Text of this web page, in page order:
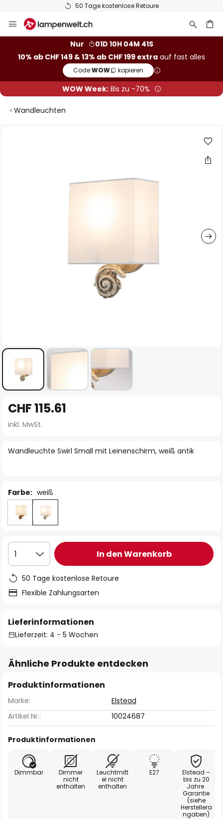
50 Tage kostenlose Retoure
Inhalt
Nur
01D 10H 04M 41S
10% ab CHF 149 & 13% ab CHF 199 extra auf fast alles
Code:WOW kopieren
WOW Week:Bis zu -70%
Wandleuchten
Anfang
der
springen
Wandleuchte Swirl Small mit Leinenschirm, weiß antik
CHF 115.61
inkl. MwSt.
Farbe: weiß
1 In den Warenkorb
50 Tage kostenlose Retoure
Flexible Zahlungsarten
Lieferinformationen
Lieferzeit: 4 - 5 Wochen
Ähnliche Produkte entdecken
Produktinformationen
Marke:
Elstead
Artikel Nr.:
10024687
Produktinformationen
Dimmbar
Dimmer
nicht
enthalten
Leuchtmitt
el nicht
enthalten
E27
Elstead –
bis zu 20
Jahre
Garantie
(siehe
Herstellera
ngaben)